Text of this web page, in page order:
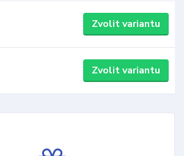
Zvolit variantu
Zvolit variantu